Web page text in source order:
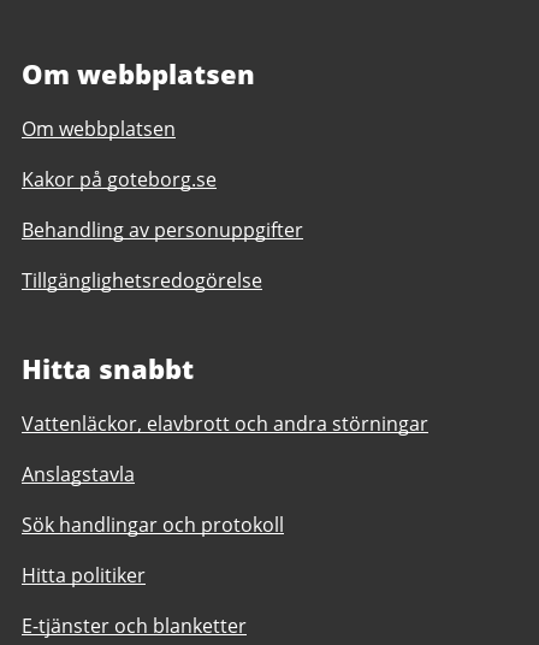
Om webbplatsen
Om webbplatsen
Kakor på goteborg.se
Behandling av personuppgifter
Tillgänglighetsredogörelse
Hitta snabbt
Vattenläckor, elavbrott och andra störningar
Anslagstavla
Sök handlingar och protokoll
Hitta politiker
E-tjänster och blanketter